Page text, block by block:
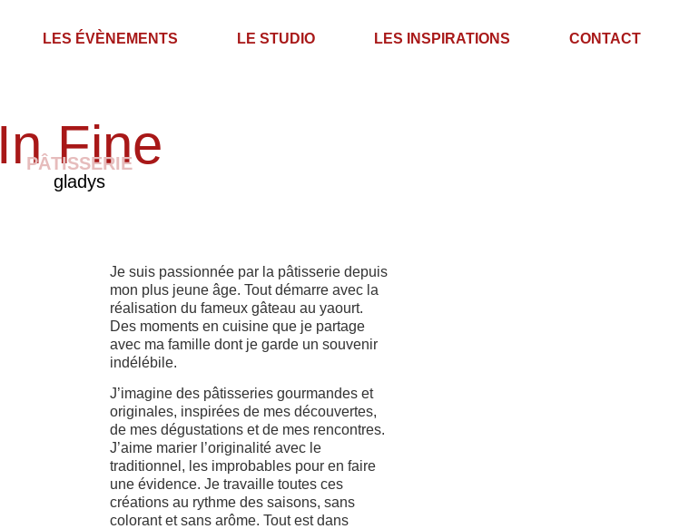
LES ÉVÈNEMENTS LE STUDIO LES INSPIRATIONS CONTACT
In Fine
PÂTISSERIE
gladys
Je suis passionnée par la pâtisserie depuis
mon plus jeune âge. Tout démarre avec la
réalisation du fameux gâteau au yaourt.
Des moments en cuisine que je partage
avec ma famille dont je garde un souvenir
indélébile.
J’imagine des pâtisseries gourmandes et
originales, inspirées de mes découvertes,
de mes dégustations et de mes rencontres.
J’aime marier l’originalité avec le
traditionnel, les improbables pour en faire
une évidence. Je travaille toutes ces
créations au rythme des saisons, sans
colorant et sans arôme. Tout est dans